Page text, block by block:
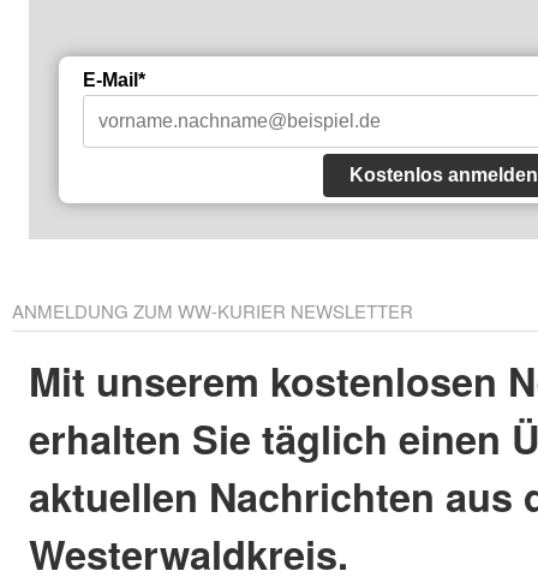
E-Mail*
Kostenlos anmelden
ANMELDUNG ZUM WW-KURIER NEWSLETTER
Mit unserem kostenlosen
erhalten Sie täglich einen
aktuellen Nachrichten aus
Westerwaldkreis.